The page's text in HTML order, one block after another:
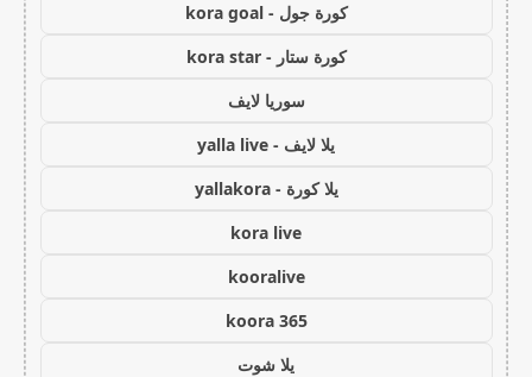
كورة جول - kora goal
كورة ستار - kora star
سوريا لايف
يلا لايف - yalla live
يلا كورة - yallakora
kora live
kooralive
koora 365
يلا شوت